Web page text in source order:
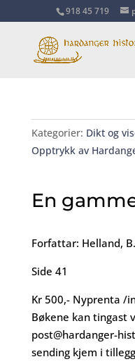
918 45 719
Kategorier: Dikt og
Opptrykk av
En
Forfattar: Helland,
Side 41
Kr 500,- Nyprenta /
Bøkene kan tingast
post@hardanger-
sending kjem i